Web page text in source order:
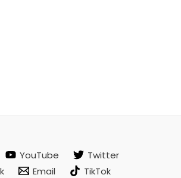
YouTube
Twitter
Email TikTok